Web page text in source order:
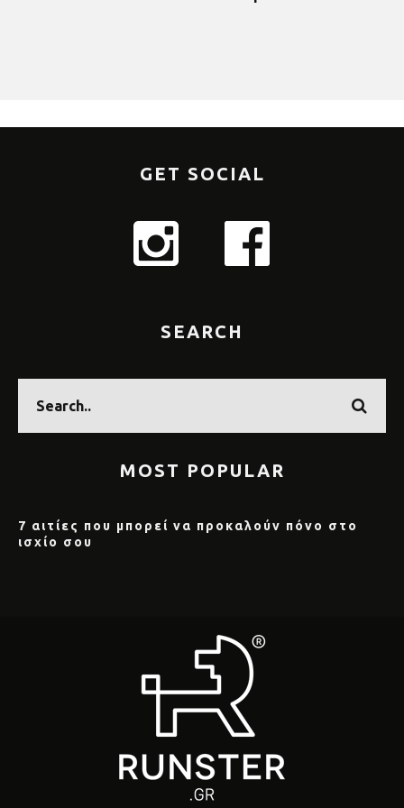
GET SOCIAL
SEARCH
MOST POPULAR
7 αιτίες που μπορεί να προκαλούν πόνο στο
ισχίο σου